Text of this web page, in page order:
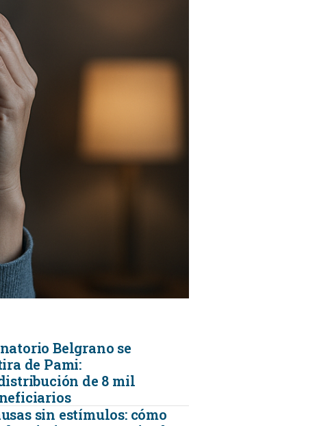
LABORATORIOS
ÓPTICAS
Belgrano se
de Pami:
de 8 mil
sin estímulos: cómo